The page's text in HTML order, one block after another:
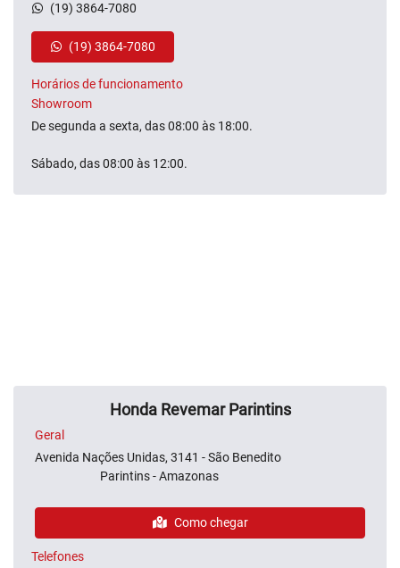
(19) 3864-7080
(19) 3864-7080
Horários de funcionamento
Showroom
De segunda a sexta, das 08:00 às 18:00.
Sábado, das 08:00 às 12:00.
Honda Revemar Parintins
Geral
Avenida Nações Unidas, 3141 - São Benedito
Parintins - Amazonas
Como chegar
Telefones